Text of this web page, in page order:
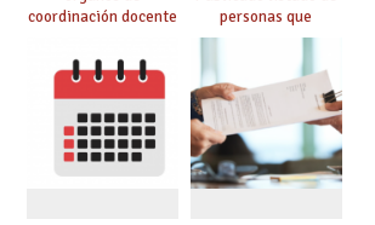
coordinación docente
de manera
telemática, sin exigir
presencialidad en el
centro
personas que
adquieren nueva
especialidad